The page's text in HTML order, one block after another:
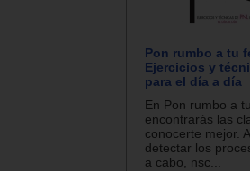
Pon rumbo a tu
Ejercicios y
para el día a día
En Pon rumbo a
encontrarás las
conocerte mejor.
detectar los
a cabo, nsc...